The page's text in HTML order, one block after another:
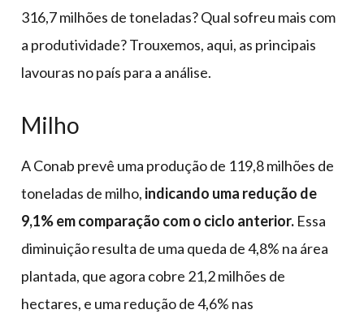
316,7 milhões de toneladas? Qual sofreu mais com
a produtividade? Trouxemos, aqui, as principais
lavouras no país para a análise.
Milho
A Conab prevê uma produção de 119,8 milhões de
toneladas de milho, indicando uma redução de
9,1% em comparação com o ciclo anterior. Essa
diminuição resulta de uma queda de 4,8% na área
plantada, que agora cobre 21,2 milhões de
hectares, e uma redução de 4,6% nas